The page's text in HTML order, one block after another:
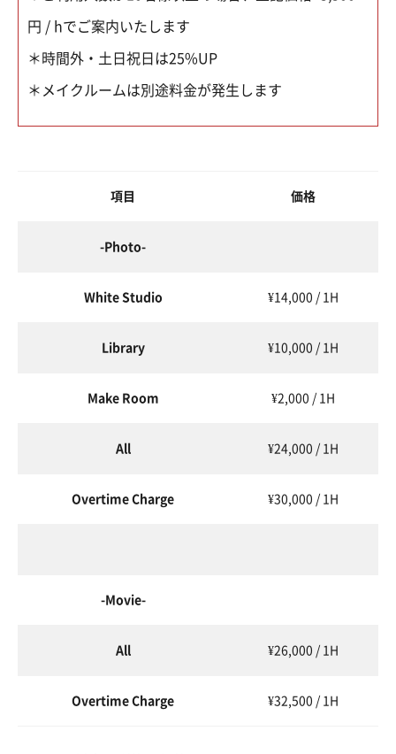
円 / hでご案内いたします
＊時間外・土日祝日は25%UP
＊メイクルームは別途料金が発生します
項目 価格
-Photo-
White Studio ¥14,000 / 1H
Library ¥10,000 / 1H
Make Room ¥2,000 / 1H
All ¥24,000 / 1H
Overtime Charge ¥30,000 / 1H
-Movie-
All ¥26,000 / 1H
Overtime Charge ¥32,500 / 1H